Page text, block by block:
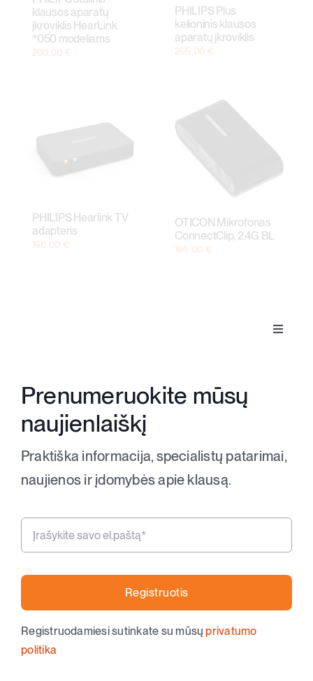
Toggle
Apie klausą
Apie mus
Kontaktai
Krepšelis
klausos aparatų
įkroviklis HearLink
*050 modeliams
200,00 €
PHILIPS Plus
kelioninis klausos
aparatų įkroviklis
255,00 €
PHILIPS Hearlink TV
adapteris
160,00 €
OTICON Mikrofonas
ConnectClip, 2.4G BL
195,00 €
Prenumeruokite mūsų
naujienlaiškį
Praktiška informacija, specialistų patarimai,
naujienos ir įdomybės apie klausą.
Registruotis
Registruodamiesi sutinkate su mūsųprivatumo
politika